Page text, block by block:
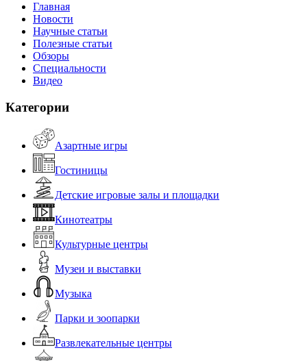
Главная
Новости
Научные статьи
Полезные статьи
Обзоры
Специальности
Видео
Категории
Азартные игры
Гостиницы
Детские игровые залы и площадки
Кинотеатры
Культурные центры
Музеи и выставки
Музыка
Парки и зоопарки
Развлекательные центры